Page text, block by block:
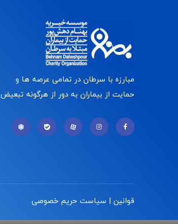
مبارزه با سرطان در تمامی عرصه ها و
حمایت از بیماران به دور از هرگونه تبعیض
قوانین | سیاست حریم خصوصی